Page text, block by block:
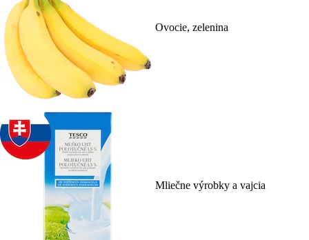
Ovocie, zelenina
Mliečne výrobky a vajcia